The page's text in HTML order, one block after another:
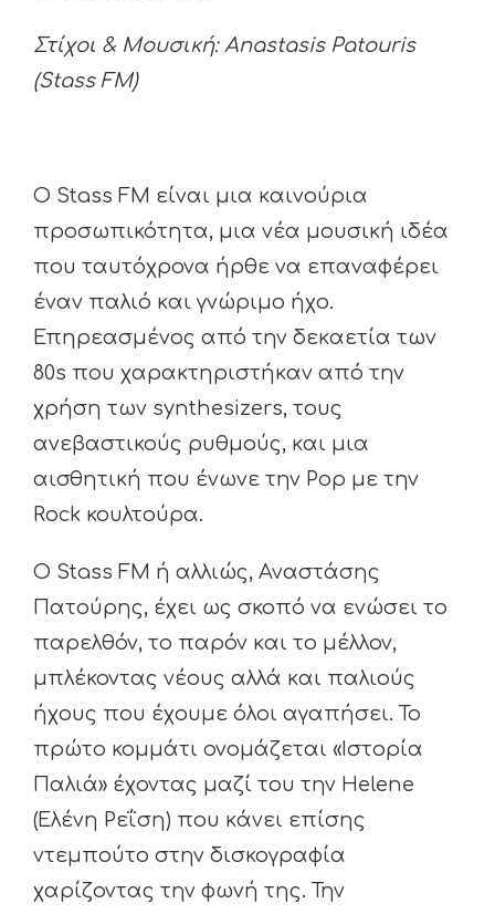
Στίχοι & Μουσική: Anastasis Patouris
(Stass FM)
Ο Stass FM είναι μια καινούρια
προσωπικότητα, μια νέα μουσική ιδέα
που ταυτόχρονα ήρθε να επαναφέρει
έναν παλιό και γνώριμο ήχο.
Επηρεασμένος από την δεκαετία των
80s που χαρακτηριστήκαν από την
χρήση των synthesizers, τους
ανεβαστικούς ρυθμούς, και μια
αισθητική που ένωνε την Pop με την
Rock κουλτούρα.
O Stass FM ή αλλιώς, Αναστάσης
Πατούρης, έχει ως σκοπό να ενώσει το
παρελθόν, το παρόν και το μέλλον,
μπλέκοντας νέους αλλά και παλιούς
ήχους που έχουμε όλοι αγαπήσει. Το
πρώτο κομμάτι ονομάζεται «Ιστορία
Παλιά» έχοντας μαζί του την Helene
(Ελένη Ρεΐση) που κάνει επίσης
ντεμπούτο στην δισκογραφία
χαρίζοντας την φωνή της. Την